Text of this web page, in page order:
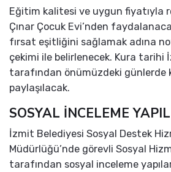
Eğitim kalitesi ve uygun fiyatıyla
Çınar Çocuk Evi’nden
fırsat eşitliğini sağlamak adına
çekimi ile belirlenecek. Kura tarihi
tarafından önümüzdeki günlerde
paylaşılacak.
SOSYAL İNCELEME
İzmit Belediyesi Sosyal Destek
Müdürlüğü’nde görevli Sosyal
tarafından sosyal inceleme